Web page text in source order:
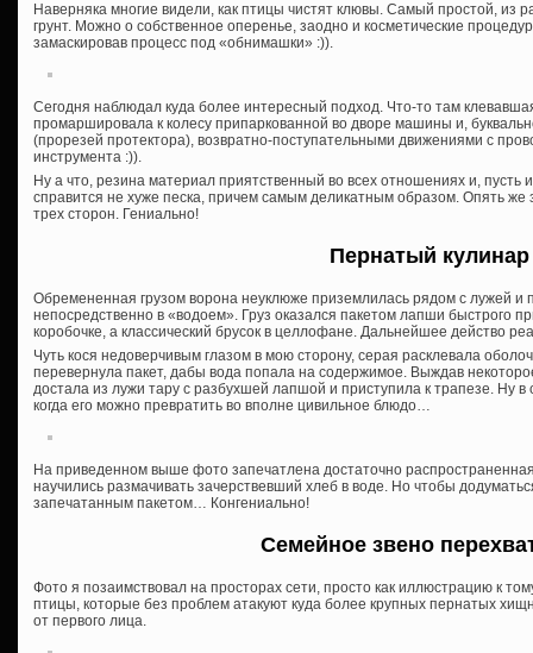
Наверняка многие видели, как птицы чистят клювы. Самый простой, из
грунт. Можно о собственное оперенье, заодно и косметические
замаскировав процесс под «обнимашки» :)).
Сегодня наблюдал куда более интересный подход. Что-то там
промаршировала к колесу припаркованной во дворе машины и,
(прорезей протектора), возвратно-поступательными движениями с
инструмента :)).
Ну а что, резина материал приятственный во всех отношениях и, пусть
справится не хуже песка, причем самым деликатным образом. Опять же
трех сторон. Гениально!
Пернатый кулинар
Обремененная грузом ворона неуклюже приземлилась рядом с лужей и
непосредственно в «водоем». Груз оказался пакетом лапши быстрого
коробочке, а классический брусок в целлофане. Дальнейшее действо
Чуть кося недоверчивым глазом в мою сторону, серая расклевала
перевернула пакет, дабы вода попала на содержимое. Выждав
достала из лужи тару с разбухшей лапшой и приступила к трапезе. Ну
когда его можно превратить во вполне цивильное блюдо…
На приведенном выше фото запечатлена достаточно
научились размачивать зачерствевший хлеб в воде. Но чтобы
запечатанным пакетом… Конгениально!
Семейное звено
Фото я позаимствовал на просторах сети, просто как иллюстрацию к
птицы, которые без проблем атакуют куда более крупных пернатых
от первого лица.